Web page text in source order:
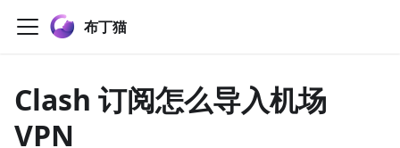
布丁猫
Clash 订阅怎么导入机场
VPN